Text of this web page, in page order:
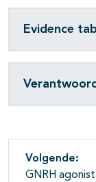
Evidence
Volgende:
GNRH